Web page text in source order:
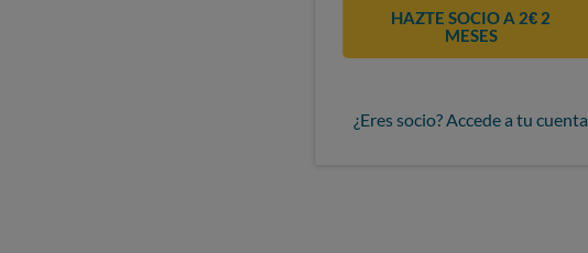
HAZTE SOCIO A 2€ 2
MESES
¿Eres socio? Accede a tu cuenta